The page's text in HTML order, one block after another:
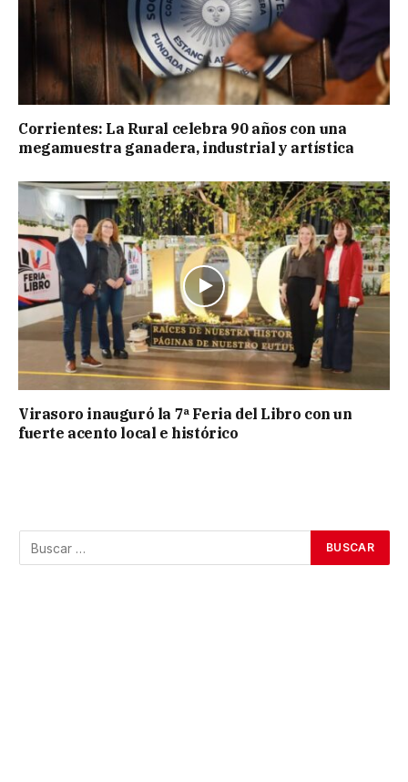
Corrientes: La Rural celebra 90 años con una
megamuestra ganadera, industrial y artística
Virasoro inauguró la 7ª Feria del Libro con un
fuerte acento local e histórico